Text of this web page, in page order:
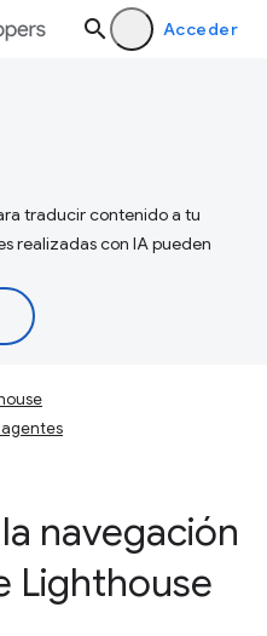
Acceder
traducir contenido a tu
realizadas con IA pueden
navegación
Lighthouse